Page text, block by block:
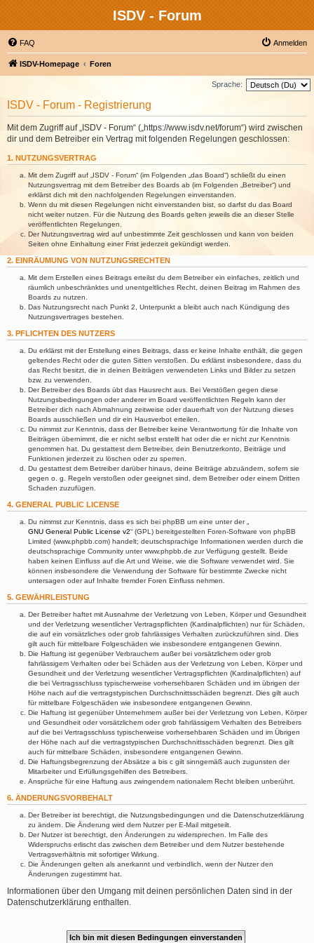
ISDV - Forum
FAQ Anmelden
ISDV-Homepage Foren
Sprache:
ISDV - Forum - Registrierung
Mit dem Zugriff auf „ISDV - Forum“ („https://www.isdv.net/forum“) wird zwischen
dir und dem Betreiber ein Vertrag mit folgenden Regelungen geschlossen:
1. NUTZUNGSVERTRAG
Mit dem Zugriff auf „ISDV - Forum“ (im Folgenden „das Board“) schließt du einen
Nutzungsvertrag mit dem Betreiber des Boards ab (im Folgenden „Betreiber“) und
erklärst dich mit den nachfolgenden Regelungen einverstanden.
Wenn du mit diesen Regelungen nicht einverstanden bist, so darfst du das Board
nicht weiter nutzen. Für die Nutzung des Boards gelten jeweils die an dieser Stelle
veröffentlichten Regelungen.
Der Nutzungsvertrag wird auf unbestimmte Zeit geschlossen und kann von beiden
Seiten ohne Einhaltung einer Frist jederzeit gekündigt werden.
2. EINRÄUMUNG VON NUTZUNGSRECHTEN
Mit dem Erstellen eines Beitrags erteilst du dem Betreiber ein einfaches, zeitlich und
räumlich unbeschränktes und unentgeltliches Recht, deinen Beitrag im Rahmen des
Boards zu nutzen.
Das Nutzungsrecht nach Punkt 2, Unterpunkt a bleibt auch nach Kündigung des
Nutzungsvertrages bestehen.
3. PFLICHTEN DES NUTZERS
Du erklärst mit der Erstellung eines Beitrags, dass er keine Inhalte enthält, die gegen
geltendes Recht oder die guten Sitten verstoßen. Du erklärst insbesondere, dass du
das Recht besitzt, die in deinen Beiträgen verwendeten Links und Bilder zu setzen
bzw. zu verwenden.
Der Betreiber des Boards übt das Hausrecht aus. Bei Verstößen gegen diese
Nutzungsbedingungen oder anderer im Board veröffentlichten Regeln kann der
Betreiber dich nach Abmahnung zeitweise oder dauerhaft von der Nutzung dieses
Boards ausschließen und dir ein Hausverbot erteilen.
Du nimmst zur Kenntnis, dass der Betreiber keine Verantwortung für die Inhalte von
Beiträgen übernimmt, die er nicht selbst erstellt hat oder die er nicht zur Kenntnis
genommen hat. Du gestattest dem Betreiber, dein Benutzerkonto, Beiträge und
Funktionen jederzeit zu löschen oder zu sperren.
Du gestattest dem Betreiber darüber hinaus, deine Beiträge abzuändern, sofern sie
gegen o. g. Regeln verstoßen oder geeignet sind, dem Betreiber oder einem Dritten
Schaden zuzufügen.
4. GENERAL PUBLIC LICENSE
Du nimmst zur Kenntnis, dass es sich bei phpBB um eine unter der „
GNU General Public License v2“ (GPL) bereitgestellten Foren-Software von phpBB
Limited (www.phpbb.com) handelt; deutschsprachige Informationen werden durch die
deutschsprachige Community unter www.phpbb.de zur Verfügung gestellt. Beide
haben keinen Einfluss auf die Art und Weise, wie die Software verwendet wird. Sie
können insbesondere die Verwendung der Software für bestimmte Zwecke nicht
untersagen oder auf Inhalte fremder Foren Einfluss nehmen.
5. GEWÄHRLEISTUNG
Der Betreiber haftet mit Ausnahme der Verletzung von Leben, Körper und Gesundheit
und der Verletzung wesentlicher Vertragspflichten (Kardinalpflichten) nur für Schäden,
die auf ein vorsätzliches oder grob fahrlässiges Verhalten zurückzuführen sind. Dies
gilt auch für mittelbare Folgeschäden wie insbesondere entgangenen Gewinn.
Die Haftung ist gegenüber Verbrauchern außer bei vorsätzlichem oder grob
fahrlässigem Verhalten oder bei Schäden aus der Verletzung von Leben, Körper und
Gesundheit und der Verletzung wesentlicher Vertragspflichten (Kardinalpflichten) auf
die bei Vertragsschluss typischerweise vorhersehbaren Schäden und im übrigen der
Höhe nach auf die vertragstypischen Durchschnittsschäden begrenzt. Dies gilt auch
für mittelbare Folgeschäden wie insbesondere entgangenen Gewinn.
Die Haftung ist gegenüber Unternehmern außer bei der Verletzung von Leben, Körper
und Gesundheit oder vorsätzlichem oder grob fahrlässigem Verhalten des Betreibers
auf die bei Vertragsschluss typischerweise vorhersehbaren Schäden und im Übrigen
der Höhe nach auf die vertragstypischen Durchschnittsschäden begrenzt. Dies gilt
auch für mittelbare Schäden, insbesondere entgangenen Gewinn.
Die Haftungsbegrenzung der Absätze a bis c gilt sinngemäß auch zugunsten der
Mitarbeiter und Erfüllungsgehilfen des Betreibers.
Ansprüche für eine Haftung aus zwingendem nationalem Recht bleiben unberührt.
6. ÄNDERUNGSVORBEHALT
Der Betreiber ist berechtigt, die Nutzungsbedingungen und die Datenschutzerklärung
zu ändern. Die Änderung wird dem Nutzer per E-Mail mitgeteilt.
Der Nutzer ist berechtigt, den Änderungen zu widersprechen. Im Falle des
Widerspruchs erlischt das zwischen dem Betreiber und dem Nutzer bestehende
Vertragsverhältnis mit sofortiger Wirkung.
Die Änderungen gelten als anerkannt und verbindlich, wenn der Nutzer den
Änderungen zugestimmt hat.
Informationen über den Umgang mit deinen persönlichen Daten sind in der
Datenschutzerklärung enthalten.